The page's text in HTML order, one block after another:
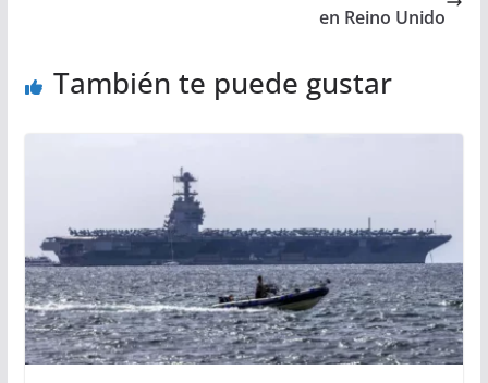
en Reino Unido
También te puede gustar